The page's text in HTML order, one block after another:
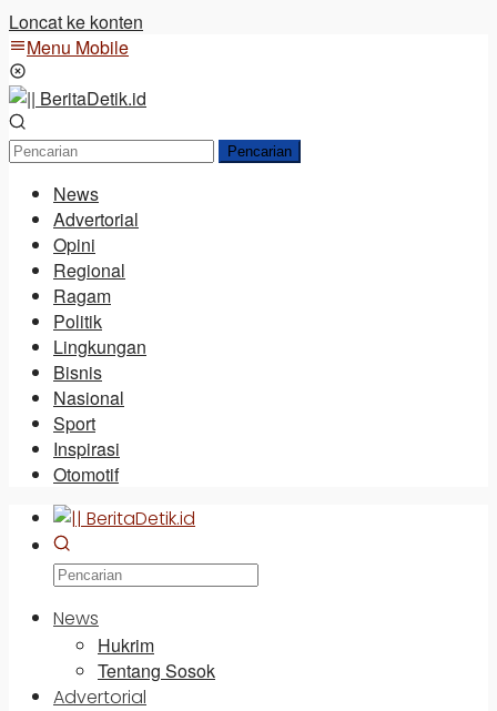
Loncat ke konten
Menu Mobile
Pencarian
News
Advertorial
Opini
Regional
Ragam
Politik
Lingkungan
Bisnis
Nasional
Sport
Inspirasi
Otomotif
News
Hukrim
Tentang Sosok
Advertorial